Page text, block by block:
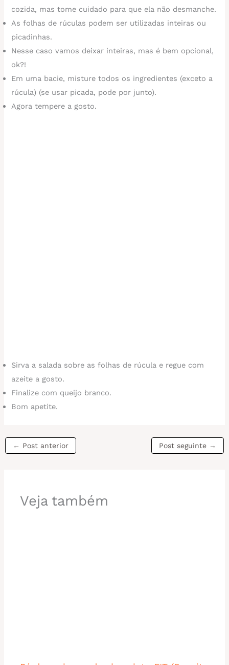
cozida, mas tome cuidado para que ela não desmanche.
As folhas de rúculas podem ser utilizadas inteiras ou
picadinhas.
Nesse caso vamos deixar inteiras, mas é bem opcional,
ok?!
Em uma bacie, misture todos os ingredientes (exceto a
rúcula) (se usar picada, pode por junto).
Agora tempere a gosto.
Sirva a salada sobre as folhas de rúcula e regue com
azeite a gosto.
Finalize com queijo branco.
Bom apetite.
← Post anterior Post seguinte →
Veja também